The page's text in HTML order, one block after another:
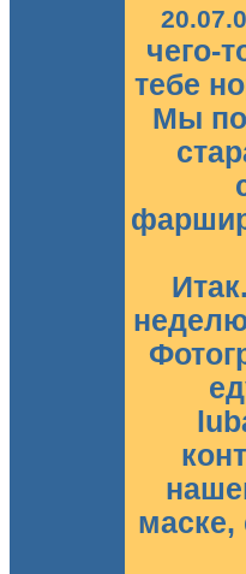
чего-
тебе
Мы
маске,